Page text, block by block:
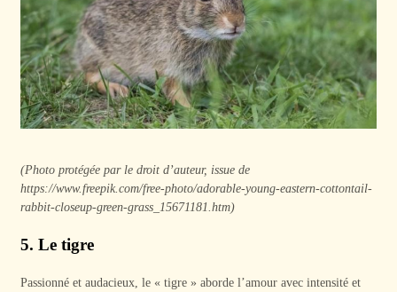
(Photo protégée par le droit d’auteur, issue de
https://www.freepik.com/free-photo/adorable-young-eastern-cottontail-
rabbit-closeup-green-grass_15671181.htm)
5. Le tigre
Passionné et audacieux, le « tigre » aborde l’amour avec intensité et